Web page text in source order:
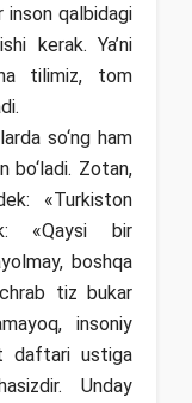
inson qalbidagi
kerak. Ya’ni
tilimiz, tom
so‘ng ham
bo‘ladi. Zotan,
«Turkiston
«Qaysi bir
boshqa
tiz bukar
insoniy
daftari ustiga
Unday